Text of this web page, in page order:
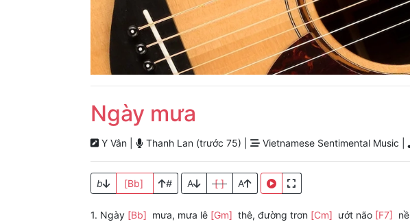
Ngày mưa
Y Vân | Thanh Lan (trước 75) | Vietnamese Sentimental Music |
b [Bb] # A [ ] A
1. Ngày [Bb] mưa, mưa lê [Gm] thê, đường trơn [Cm] ướt não [F7] nề